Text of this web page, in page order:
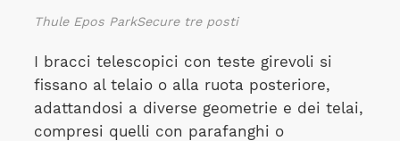
Thule Epos ParkSecure tre posti
I bracci telescopici con teste girevoli si
fissano al telaio o alla ruota posteriore,
adattandosi a diverse geometrie e dei telai,
compresi quelli con parafanghi o